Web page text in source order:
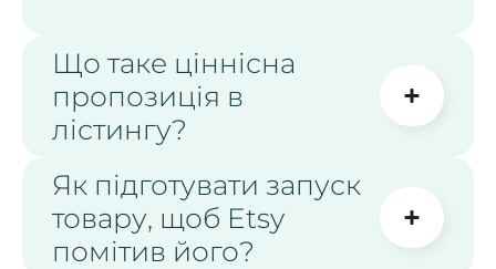
Що таке ціннісна
пропозиція в
лістингу?
Як підготувати запуск
товару, щоб Etsy
помітив його?